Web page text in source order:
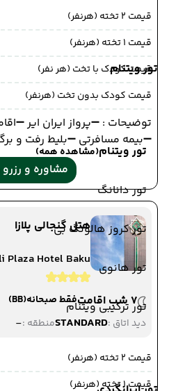
تور ویتنام
تور ویتنام(مشاهده همه)
تور دانانگ
تور کروز هالونگ بی
تور هانوی
تور ترکیبی ویتنام
قیمت 2 تخته (هرنفر)
قیمت 1 تخته (هرنفر)
قیمت کودک با تخت (هر نفر)
قیمت کودک بدون تخت (هرنفر)
توضیحات : ➖پرواز ایران ایر
➖بیمه مسافرتی ➖بلیط رفت و
مشاوره و رزرو
هتل گنجالی پلازا
Plaza Hotel Baku
7 شب اقامت
فقط صبحانه(BB)
دید اتاق :STANDARDمنطقه :-
قیمت 2 تخته (هرنفر)
قیمت 1 تخته (هرنفر)